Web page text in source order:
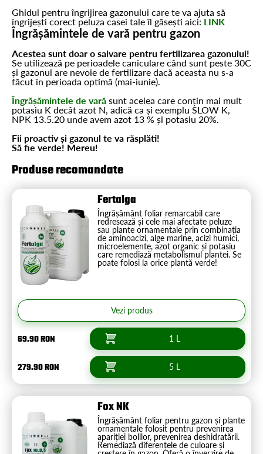
Ghidul pentru îngrijirea gazonului care te va ajuta să
îngrijești corect peluza casei tale îl găsești aici: LINK
Îngrășămintele de vară pentru gazon
Acestea sunt doar o salvare pentru fertilizarea gazonului!
Se utilizează pe perioadele caniculare când sunt peste 30C
și gazonul are nevoie de fertilizare dacă aceasta nu s-a
făcut în perioada optimă (mai-iunie).
Îngrășămintele de vară sunt acelea care conțin mai mult
potasiu K decât azot N, adică ca și exemplu SLOW K,
NPK 13.5.20 unde avem azot 13 % și potasiu 20%.
Fii proactiv și gazonul te va răsplăti!
Să fie verde! Mereu!
Produse recomandate
Fertalga
Îngrășământ foliar remarcabil care
redresează și cele mai afectate peluze
sau plante ornamentale prin combinația
de aminoacizi, alge marine, acizi humici,
microelemente, azot organic și potasiu
care remediază metabolismul plantei. Se
poate folosi la orice plantă verde!
Vezi produs
69.90 RON 1 L
279.90 RON 5 L
Fox NK
Îngrășământ foliar pentru gazon și plante
ornamentale folosit pentru prevenirea
apariției bolilor, prevenirea deshidratării.
Remediază diferențele de culoare și